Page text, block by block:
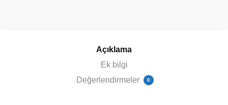
Açıklama
Ek bilgi
Değerlendirmeler
0